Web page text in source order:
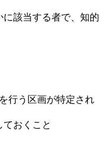
該当する者で、知的
行う区画が特定され
おくこと